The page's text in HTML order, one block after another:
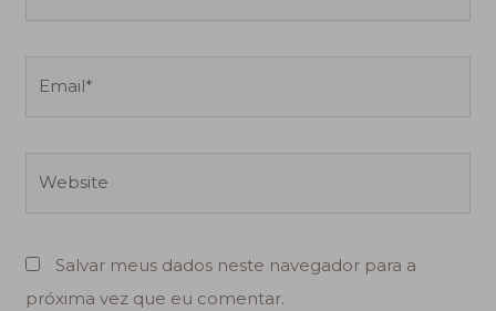
Salvar meus dados neste navegador para a
próxima vez que eu comentar.